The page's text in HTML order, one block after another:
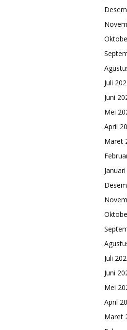
Juli
Juni
Mei
April
Maret
Juli
Juni
Mei
April
Maret